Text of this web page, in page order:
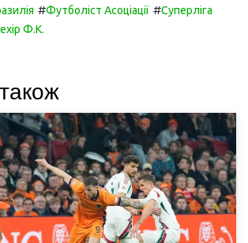
#Футболіст Асоціації #Суперліга
Ф.К.